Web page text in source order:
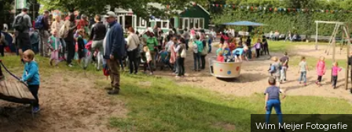
Wim Meijer Fotografie